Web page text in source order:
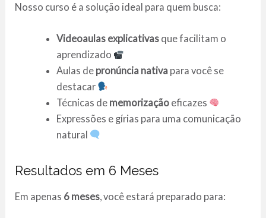
Nosso curso é a solução ideal para quem busca:
Videoaulas explicativasque facilitam o
aprendizado
Aulas de pronúncia nativapara você se
destacar
Técnicas de memorizaçãoeficazes
Expressões e gírias para uma comunicação
natural
Resultados em 6 Meses
Em apenas 6 meses, você estará preparado para: